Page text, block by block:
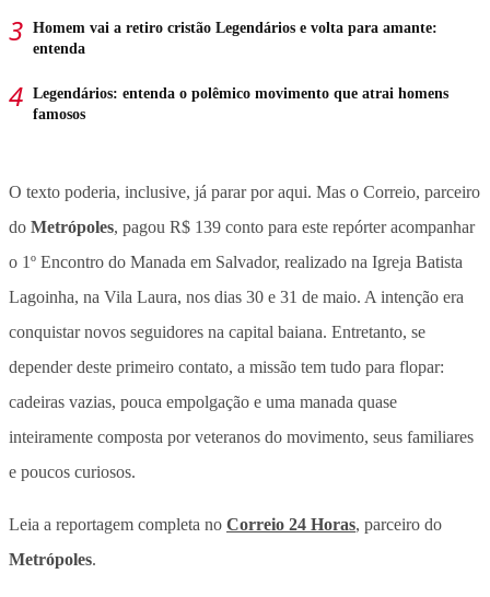
Homem vai a retiro cristão Legendários e volta para amante:
entenda
Legendários: entenda o polêmico movimento que atrai homens
famosos
O texto poderia, inclusive, já parar por aqui. Mas o Correio, parceiro
do Metrópoles, pagou R$ 139 conto para este repórter acompanhar
o 1º Encontro do Manada em Salvador, realizado na Igreja Batista
Lagoinha, na Vila Laura, nos dias 30 e 31 de maio. A intenção era
conquistar novos seguidores na capital baiana. Entretanto, se
depender deste primeiro contato, a missão tem tudo para flopar:
cadeiras vazias, pouca empolgação e uma manada quase
inteiramente composta por veteranos do movimento, seus familiares
e poucos curiosos.
Leia a reportagem completa no Correio 24 Horas, parceiro do
Metrópoles.